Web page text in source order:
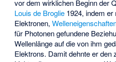
vor dem wirklichen Beginn der
Louis de Broglie 1924, indem er
Elektronen,
für Photonen gefundene
Wellenlängeauf die von ihm
Elektrons. Damit dehnte er den